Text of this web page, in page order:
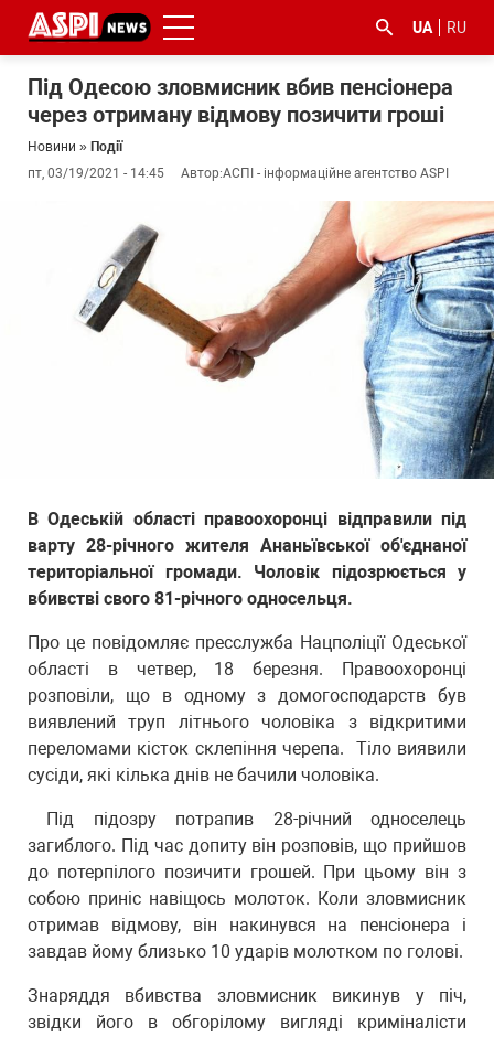
UA RU
Під Одесою зловмисник вбив пенсіонера
через отриману відмову позичити гроші
Новини » Події
пт, 03/19/2021 - 14:45
Автор:АСПІ - інформаційне агентство ASPI
В Одеській області правоохоронці відправили під
варту 28-річного жителя Ананьївської об'єднаної
територіальної громади. Чоловік підозрюється у
вбивстві свого 81-річного односельця.
Про це повідомляє пресслужба Нацполіції Одеської
області в четвер, 18 березня. Правоохоронці
розповіли, що в одному з домогосподарств був
виявлений труп літнього чоловіка з відкритими
переломами кісток склепіння черепа. Тіло виявили
сусіди, які кілька днів не бачили чоловіка.
Під підозру потрапив 28-річний односелець
загиблого. Під час допиту він розповів, що прийшов
до потерпілого позичити грошей. При цьому він з
собою приніс навіщось молоток. Коли зловмисник
отримав відмову, він накинувся на пенсіонера і
завдав йому близько 10 ударів молотком по голові.
Знаряддя вбивства зловмисник викинув у піч,
звідки його в обгорілому вигляді криміналісти
#боротьба
корупцією
#коронавірус